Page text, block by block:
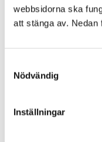
webbsidorna ska
att stänga av. Nedan
Nödvändig
Inställningar
KONTAKT